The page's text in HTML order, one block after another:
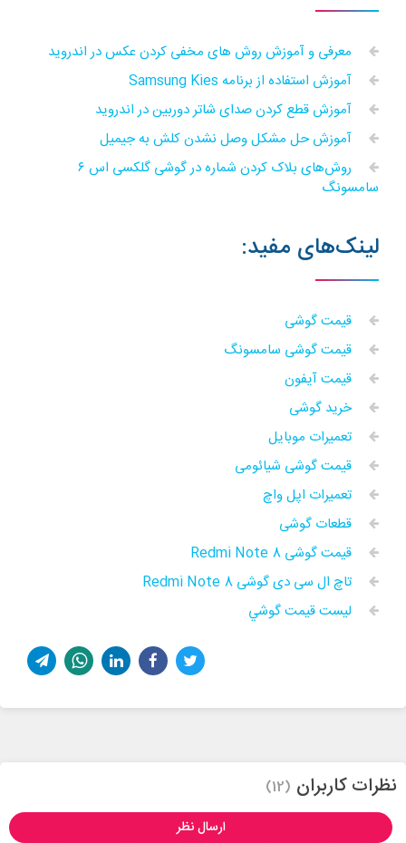
معرفی و آموزش روش های مخفی کردن عکس در اندروید
آموزش استفاده از برنامه Samsung Kies
آموزش قطع کردن صدای شاتر دوربین در اندروید
آموزش حل مشکل وصل نشدن کلش به جیمیل
روش‌های بلاک کردن شماره در گوشی گلکسی اس ۶
سامسونگ
لینک‌های مفید:
قیمت گوشی
قیمت گوشی سامسونگ
قیمت آیفون
خرید گوشی
تعمیرات موبایل
قیمت گوشی شیائومی
تعمیرات اپل واچ
قطعات گوشی
قیمت گوشی Redmi Note 8
تاچ ال سی دی گوشی Redmi Note 8
ليست قيمت گوشي
نظرات کاربران (12)
ارسال نظر